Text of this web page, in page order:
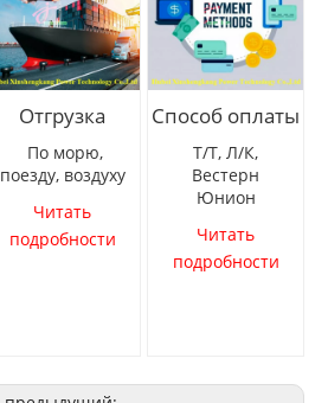
Отгрузка
По морю,
поезду, воздуху
Читать
подробности
Способ оплаты
Т/Т, Л/К,
Вестерн
Юнион
Читать
подробности